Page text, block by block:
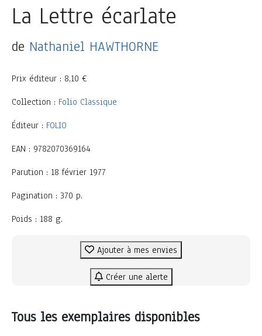
La Lettre écarlate
de Nathaniel HAWTHORNE
Prix éditeur : 8,10 €
Collection : Folio Classique
Éditeur : FOLIO
EAN : 9782070369164
Parution : 18 février 1977
Pagination : 370 p.
Poids : 188 g.
Ajouter à mes envies
Créer une alerte
Tous les exemplaires disponibles